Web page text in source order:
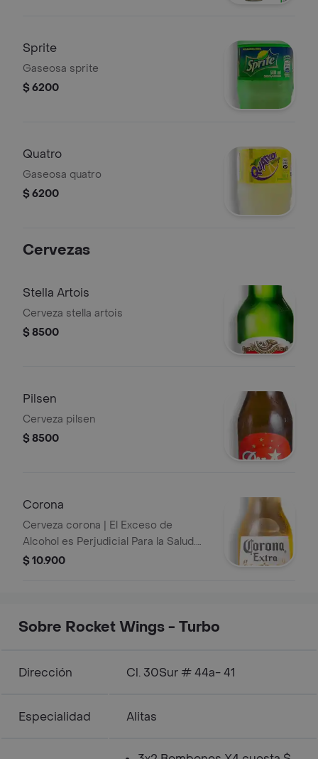
Sprite
Gaseosa sprite
$ 6200
Quatro
Gaseosa quatro
$ 6200
Cervezas
Stella Artois
Cerveza stella artois
$ 8500
Pilsen
Cerveza pilsen
$ 8500
Corona
Cerveza corona | El Exceso de
Alcohol es Perjudicial Para la Salud.
Ley 30 de 1986. Prohíbase el
$ 10.900
Sobre Rocket Wings - Turbo
Dirección Cl. 30Sur # 44a- 41
Especialidad Alitas